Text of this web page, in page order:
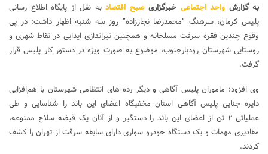
به گزارش واحد اجتماعی خبرگزاریصبح اقتصاد به نقل از پایگاه اطلاع رسانی
پلیس کرمان، سرهنگ “محمدرضا نجارزاده” روز سه شنبه اظهار داشت: در پی
وقوع چندین فقره سرقت مسلحانه و همچنین تیراندازی ایذایی در نقاط شهری و
روستایی شهرستان رودبارجنوب، موضوع به صورت ویژه در دستور کار پلیس قرار
گرفت.
وی افزود: ماموران پلیس آگاهی و دیگر رده های انتظامی شهرستان با هم‌افزایی
دایره جنایی پلیس آگاهی استان مخفیگاه اعضای این باند را شناسایی و طی
عملیاتی ۲ تن از اعضای این باند را دستگیر و از آنان یک قبضه سلاح ممنوعه،
مقادیری مهمات و یک دستگاه خودرو سواری دارای سابقه سرقت از تهران را کشف
کردند.